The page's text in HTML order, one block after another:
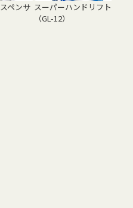
ペンサ スーパーハンドリフト
（GL-12）